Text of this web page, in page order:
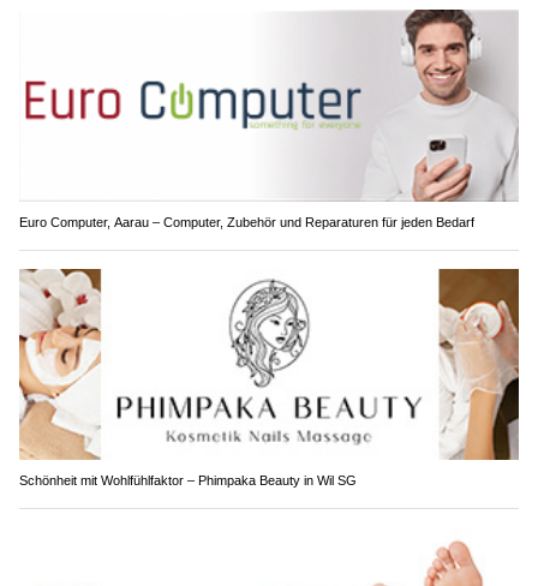
Euro Computer, Aarau – Computer, Zubehör und Reparaturen für jeden Bedarf
Schönheit mit Wohlfühlfaktor – Phimpaka Beauty in Wil SG